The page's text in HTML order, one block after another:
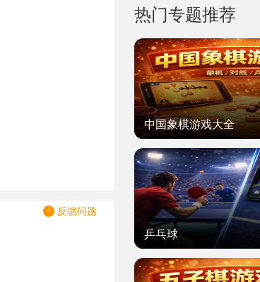
反馈问题
热门专题推荐
中国象棋游戏大全
乒乓球